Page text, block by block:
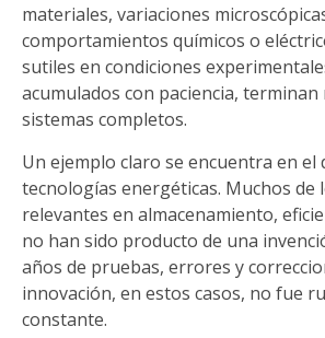
materiales, variaciones
comportamientos químicos o
sutiles en condiciones
acumulados con paciencia,
sistemas completos.
Un ejemplo claro se encuentra en el
tecnologías energéticas. Muchos de
relevantes en almacenamiento,
no han sido producto de una
años de pruebas, errores y
innovación, en estos casos, no fue
constante.